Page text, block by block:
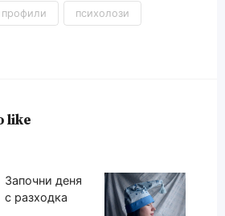
профили психолози
like
Започни деня
с разходка